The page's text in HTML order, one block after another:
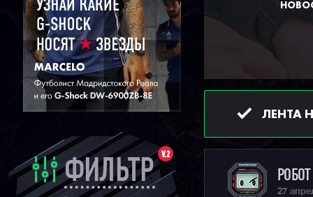
V.2
ФИЛЬТР
ЛЕНТА
27